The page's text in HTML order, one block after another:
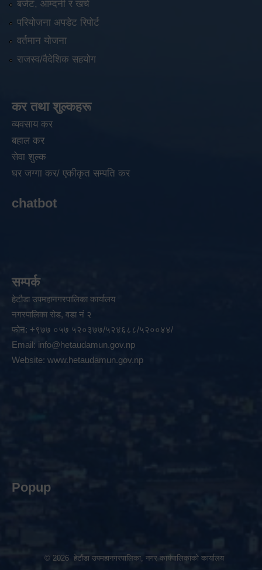
बजेट, आम्दनी र खर्च
परियोजना अपडेट रिपोर्ट
वर्तमान योजना
राजस्व/वैदेशिक सहयोग
कर तथा शुल्कहरू
व्यवसाय कर
बहाल कर
सेवा शुल्क
घर जग्गा कर/ एकीकृत सम्पति कर
chatbot
सम्पर्क
हेटौडा उपमहानगरपालिका कार्यालय
नगरपालिका रोड, वडा नं २
फोन: +९७७ ०५७ ५२०३७७/५२४६८८/५२००४४/
Email: info@hetaudamun.gov.np
Website: www.hetaudamun.gov.np
Popup
© 2026 हेटौंडा उपमहानगरपालिका, नगर कार्यपालिकाको कार्यालय